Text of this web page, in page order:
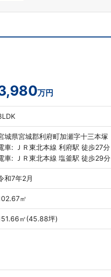
万円
城県宮城郡利府町加瀬字十三本塚
車: ＪＲ東北本線 利府駅 徒歩27分
車: ＪＲ東北本線 塩釜駅 徒歩29分
和7年2月
㎡
㎡(45.88坪)